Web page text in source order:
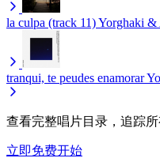
la culpa (track 11)Yorghaki &
tranqui, te peudes enamorar
查看完整唱片目录，追踪所
立即免费开始